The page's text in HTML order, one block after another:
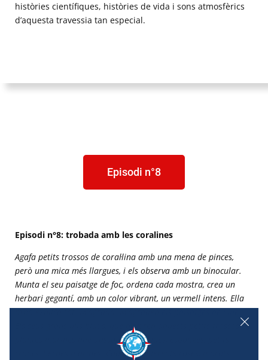
històries científiques, històries de vida i sons atmosfèrics
d’aquesta travessia tan especial.
Episodi n°8
Episodi n°8: trobada amb les coralines
Agafa petits trossos de coral·lina amb una mena de pinces,
però una mica més llargues, i els observa amb un binocular.
Munta el seu paisatge de foc, ordena cada mostra, crea un
herbari gegantí, amb un color vibrant, un vermell intens. Ella
Els seus grans ulls blaus, que devoren aquests petits trossos de
plantes marines que s’associen a roques, esponges, petits
crancs, herbes marines. Cada dia, diferents roses, morats i